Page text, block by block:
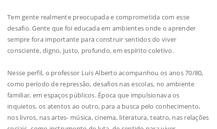
Tem gente realmente preocupada e comprometida com esse
desafio. Gente que foi educada em ambientes onde o aprender
sempre fora importante para construir sentidos do viver
consciente, digno, justo, profundo, em espírito coletivo.
Nesse perfil, o professor Luís Alberto acompanhou os anos 70/80,
como período de repressão, desafios nas escolas, no ambiente
familiar, em espaços públicos. Época que impulsionava os
inquietos, os atentos ao outro, para a busca pelo conhecimento,
nos livros, nas artes- música, cinema, literatura, teatro, nas relações